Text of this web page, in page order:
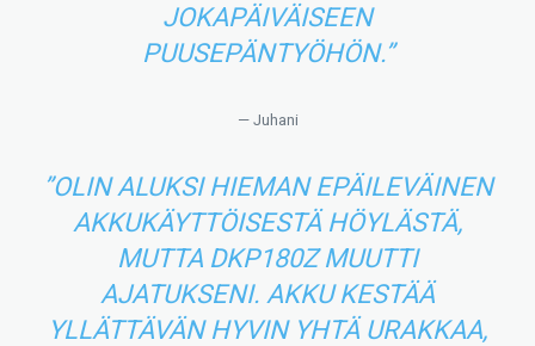
JOKAPÄIVÄISEEN
PUUSEPÄNTYÖHÖN.”
— Juhani
”OLIN ALUKSI HIEMAN EPÄILEVÄINEN
AKKUKÄYTTÖISESTÄ HÖYLÄSTÄ,
MUTTA DKP180Z MUUTTI
AJATUKSENI. AKKU KESTÄÄ
YLLÄTTÄVÄN HYVIN YHTÄ URAKKAA,